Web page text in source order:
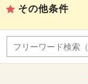
その他条件